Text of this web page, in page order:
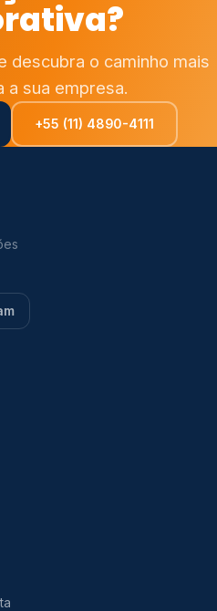
descubra o caminho mais
a sua empresa.
+55 (11) 4890-4111